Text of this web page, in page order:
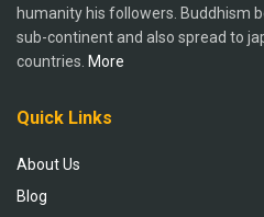
humanity his followers. Buddhism
sub-continent and also spread to
countries. More
Quick Links
About Us
Blog